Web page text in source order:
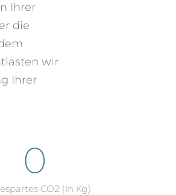
Ihrer
die
wir
Ihrer
CO2 (in Kg)
0